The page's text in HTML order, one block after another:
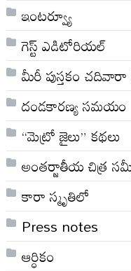
ఇంటర్వ్యూ
గెస్ట్ ఎడిటోరియల్
మీరీ పుస్తకం చదివారా
దండకారణ్య సమయం
“మెట్రో జైలు” కథలు
అంతర్జాతీయ చిత్ర
కారా స్మృతిలో
Press notes
ఆర్ధికం